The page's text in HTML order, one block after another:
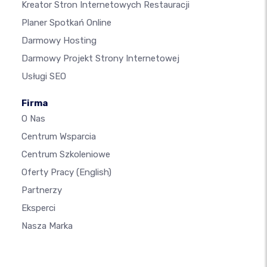
Kreator Stron Internetowych Restauracji
Planer Spotkań Online
Darmowy Hosting
Darmowy Projekt Strony Internetowej
Usługi SEO
Firma
O Nas
Centrum Wsparcia
Centrum Szkoleniowe
Oferty Pracy (English)
Partnerzy
Eksperci
Nasza Marka